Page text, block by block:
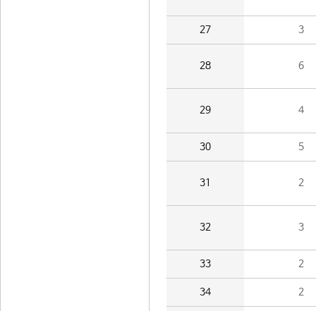
27 3
28 6
29 4
30 5
31 2
32 3
33 2
34 2